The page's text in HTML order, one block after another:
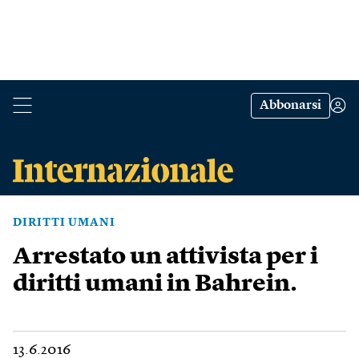
Abbonarsi
DIRITTI UMANI
Arrestato un attivista per i
diritti umani in Bahrein.
13.6.2016